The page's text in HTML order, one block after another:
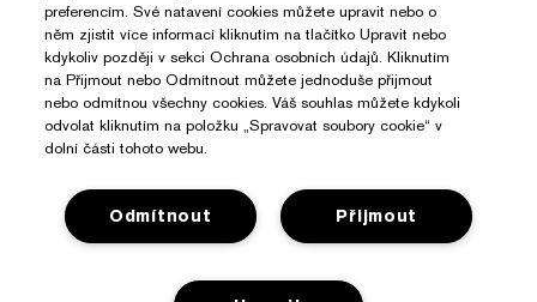
Sledování objednávky
preferencím. Své natavení cookies můžete upravit nebo o
něm zjistit více informací kliknutím na tlačítko Upravit nebo
kdykoliv později v sekci Ochrana osobních údajů. Kliknutím
na Přijmout nebo Odmítnout můžete jednoduše přijmout
nebo odmítnou všechny cookies. Váš souhlas můžete kdykoli
odvolat kliknutím na položku „Spravovat soubory cookie“ v
dolní části tohoto webu.
Přijmout
Odmítnout